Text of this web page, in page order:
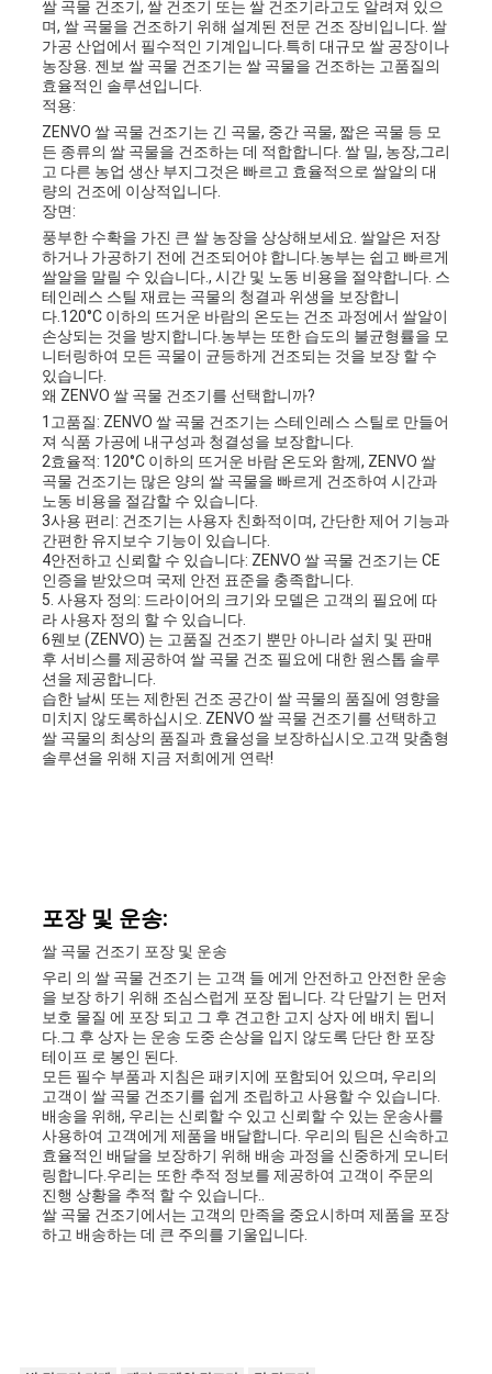
쌀 곡물 건조기, 쌀 건조기 또는 쌀 건조기라고도 알려져 있으
며, 쌀 곡물을 건조하기 위해 설계된 전문 건조 장비입니다. 쌀
가공 산업에서 필수적인 기계입니다.특히 대규모 쌀 공장이나
농장용. 젠보 쌀 곡물 건조기는 쌀 곡물을 건조하는 고품질의
효율적인 솔루션입니다.
적용:
ZENVO 쌀 곡물 건조기는 긴 곡물, 중간 곡물, 짧은 곡물 등 모
든 종류의 쌀 곡물을 건조하는 데 적합합니다. 쌀 밀, 농장,그리
고 다른 농업 생산 부지그것은 빠르고 효율적으로 쌀알의 대
량의 건조에 이상적입니다.
장면:
풍부한 수확을 가진 큰 쌀 농장을 상상해보세요. 쌀알은 저장
하거나 가공하기 전에 건조되어야 합니다.농부는 쉽고 빠르게
쌀알을 말릴 수 있습니다., 시간 및 노동 비용을 절약합니다. 스
테인레스 스틸 재료는 곡물의 청결과 위생을 보장합니
다.120°C 이하의 뜨거운 바람의 온도는 건조 과정에서 쌀알이
손상되는 것을 방지합니다.농부는 또한 습도의 불균형률을 모
니터링하여 모든 곡물이 균등하게 건조되는 것을 보장 할 수
있습니다.
왜 ZENVO 쌀 곡물 건조기를 선택합니까?
1고품질: ZENVO 쌀 곡물 건조기는 스테인레스 스틸로 만들어
져 식품 가공에 내구성과 청결성을 보장합니다.
2효율적: 120°C 이하의 뜨거운 바람 온도와 함께, ZENVO 쌀
곡물 건조기는 많은 양의 쌀 곡물을 빠르게 건조하여 시간과
노동 비용을 절감할 수 있습니다.
3사용 편리: 건조기는 사용자 친화적이며, 간단한 제어 기능과
간편한 유지보수 기능이 있습니다.
4안전하고 신뢰할 수 있습니다: ZENVO 쌀 곡물 건조기는 CE
인증을 받았으며 국제 안전 표준을 충족합니다.
5. 사용자 정의: 드라이어의 크기와 모델은 고객의 필요에 따
라 사용자 정의 할 수 있습니다.
6웬보 (ZENVO) 는 고품질 건조기 뿐만 아니라 설치 및 판매
후 서비스를 제공하여 쌀 곡물 건조 필요에 대한 원스톱 솔루
션을 제공합니다.
습한 날씨 또는 제한된 건조 공간이 쌀 곡물의 품질에 영향을
미치지 않도록하십시오. ZENVO 쌀 곡물 건조기를 선택하고
쌀 곡물의 최상의 품질과 효율성을 보장하십시오.고객 맞춤형
솔루션을 위해 지금 저희에게 연락!
포장 및 운송:
쌀 곡물 건조기 포장 및 운송
우리 의 쌀 곡물 건조기 는 고객 들 에게 안전하고 안전한 운송
을 보장 하기 위해 조심스럽게 포장 됩니다. 각 단말기 는 먼저
보호 물질 에 포장 되고 그 후 견고한 고지 상자 에 배치 됩니
다.그 후 상자 는 운송 도중 손상을 입지 않도록 단단 한 포장
테이프 로 봉인 된다.
모든 필수 부품과 지침은 패키지에 포함되어 있으며, 우리의
고객이 쌀 곡물 건조기를 쉽게 조립하고 사용할 수 있습니다.
배송을 위해, 우리는 신뢰할 수 있고 신뢰할 수 있는 운송사를
사용하여 고객에게 제품을 배달합니다. 우리의 팀은 신속하고
효율적인 배달을 보장하기 위해 배송 과정을 신중하게 모니터
링합니다.우리는 또한 추적 정보를 제공하여 고객이 주문의
진행 상황을 추적 할 수 있습니다..
쌀 곡물 건조기에서는 고객의 만족을 중요시하며 제품을 포장
하고 배송하는 데 큰 주의를 기울입니다.